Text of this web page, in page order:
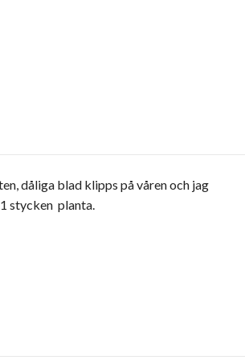
dåliga blad klipps på våren och jag
stycken planta.